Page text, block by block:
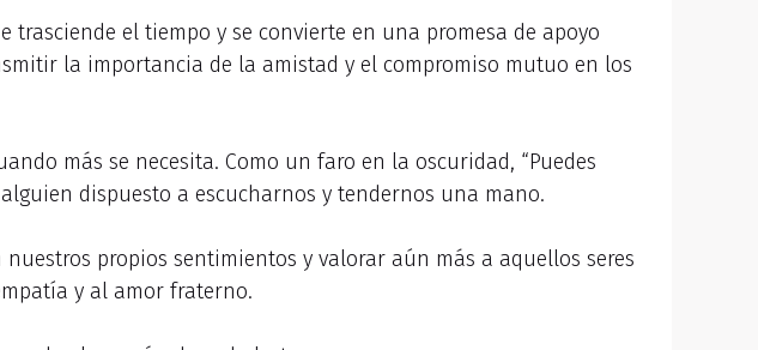
trasciende el tiempo y se convierte en una promesa de apoyo
la importancia de la amistad y el compromiso mutuo en los
más se necesita. Como un faro en la oscuridad, “Puedes
dispuesto a escucharnos y tendernos una mano.
propios sentimientos y valorar aún más a aquellos seres
y al amor fraterno.